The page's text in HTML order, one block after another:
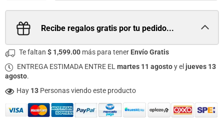
Recibe regalos gratis por tu pedido...
Te faltan $ 1,599.00 más para tener Envío Gratis
ENTREGA ESTIMADA ENTRE EL martes 11 agostoy el jueves 13
agosto.
Hay 13 Personas viendo este producto